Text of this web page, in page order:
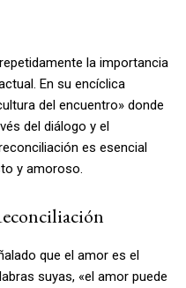
la importancia
En su encíclica
del encuentro» donde
del diálogo y el
es esencial
y amoroso.
que el amor es el
suyas, «el amor puede